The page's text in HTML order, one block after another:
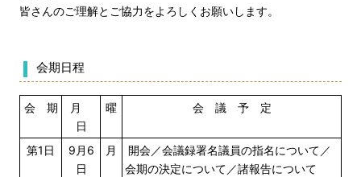
皆さんのご理解とご協力をよろしくお願いします。
会期日程
会 期
月
日
曜 会 議 予 定
第1日
9月6
日
月
開会／会議録署名議員の指名について／
会期の決定について／諸報告について